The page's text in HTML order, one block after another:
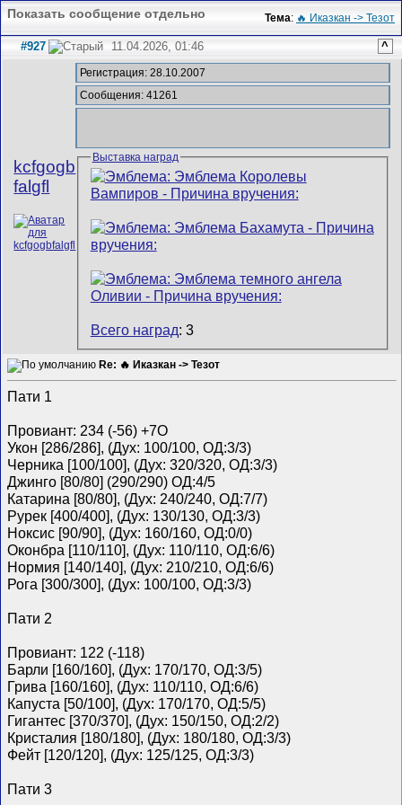
Тема: 🔥 Иказкан -> Тезот
Показать сообщение отдельно
#927 11.04.2026, 01:46 ^
kcfgogb
falgfl
Регистрация: 28.10.2007
Сообщения: 41261
Выставка наград
Всего наград: 3
Re: 🔥 Иказкан -> Тезот
Пати 1
Провиант: 234 (-56) +7О
Укон [286/286], (Дух: 100/100, ОД:3/3)
Черника [100/100], (Дух: 320/320, ОД:3/3)
Джинго [80/80] (290/290) ОД:4/5
Катарина [80/80], (Дух: 240/240, ОД:7/7)
Рурек [400/400], (Дух: 130/130, ОД:3/3)
Ноксис [90/90], (Дух: 160/160, ОД:0/0)
Оконбра [110/110], (Дух: 110/110, ОД:6/6)
Нормия [140/140], (Дух: 210/210, ОД:6/6)
Рога [300/300], (Дух: 100/100, ОД:3/3)
Пати 2
Провиант: 122 (-118)
Барли [160/160], (Дух: 170/170, ОД:3/5)
Грива [160/160], (Дух: 110/110, ОД:6/6)
Капуста [50/100], (Дух: 170/170, ОД:5/5)
Гигантес [370/370], (Дух: 150/150, ОД:2/2)
Кристалия [180/180], (Дух: 180/180, ОД:3/3)
Фейт [120/120], (Дух: 125/125, ОД:3/3)
Пати 3